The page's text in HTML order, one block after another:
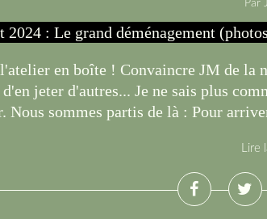
Par
en boîte ! Convaincre JM de la
d'en jeter d'autres... Je ne sais plus
Nous sommes partis de là : Pour
Lire